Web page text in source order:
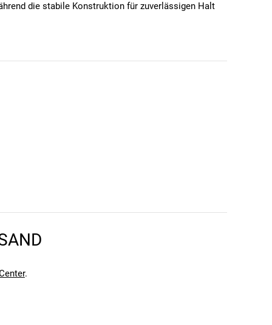
die stabile Konstruktion für zuverlässigen Halt
kann. Einen Fehler gefunden?
.